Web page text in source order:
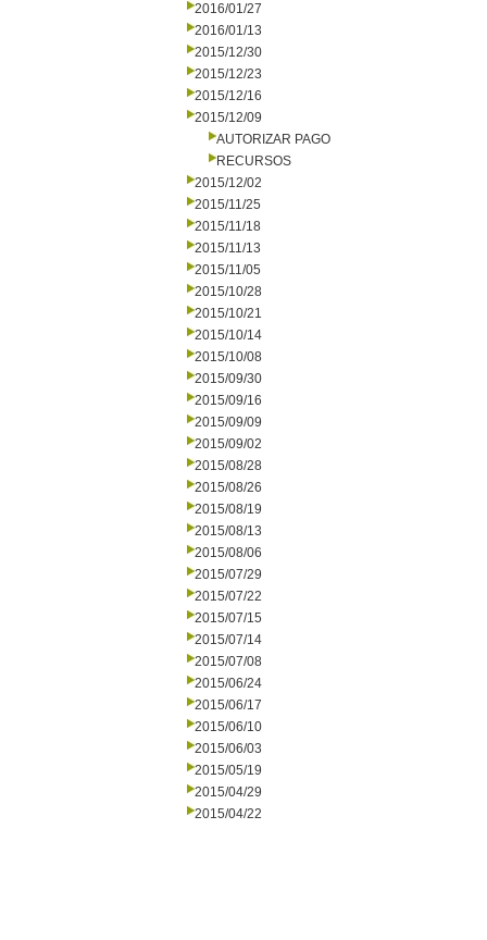
2016/01/27
2016/01/13
2015/12/30
2015/12/23
2015/12/16
2015/12/09
AUTORIZAR PAGO
RECURSOS
2015/12/02
2015/11/25
2015/11/18
2015/11/13
2015/11/05
2015/10/28
2015/10/21
2015/10/14
2015/10/08
2015/09/30
2015/09/16
2015/09/09
2015/09/02
2015/08/28
2015/08/26
2015/08/19
2015/08/13
2015/08/06
2015/07/29
2015/07/22
2015/07/15
2015/07/14
2015/07/08
2015/06/24
2015/06/17
2015/06/10
2015/06/03
2015/05/19
2015/04/29
2015/04/22